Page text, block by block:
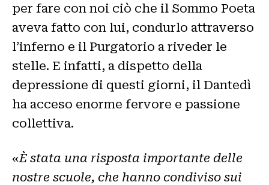
per fare con noi ciò che il Sommo Poeta
aveva fatto con lui, condurlo attraverso
l’inferno e il Purgatorio a riveder le
stelle. E infatti, a dispetto della
depressione di questi giorni, il Dantedì
ha acceso enorme fervore e passione
collettiva.
«È stata una risposta importante delle
nostre scuole, che hanno condiviso sui